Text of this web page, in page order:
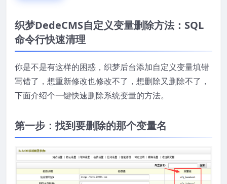
织梦DedeCMS自定义变量删除方法：SQL
命令行快速清理
你是不是有这样的困惑，织梦后台添加自定义变量填错
写错了，想重新修改也修改不了，想删除又删除不了，
下面介绍个一键快速删除系统变量的方法。
第一步：找到要删除的那个变量名